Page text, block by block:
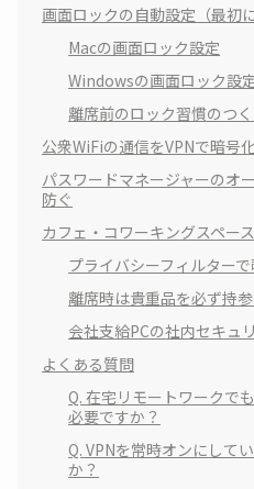
画面ロックの自動設定（最初
Macの画面ロック設定
Windowsの画面ロック設
離席前のロック習慣のつ
公衆WiFiの通信をVPNで暗号
パスワードマネージャーのオ
防ぐ
カフェ・コワーキングスペー
プライバシーフィルター
離席時は貴重品を必ず持
会社支給PCの社内セキュ
よくある質問
Q. 在宅リモートワークで
必要ですか？
Q. VPNを常時オンにして
か？